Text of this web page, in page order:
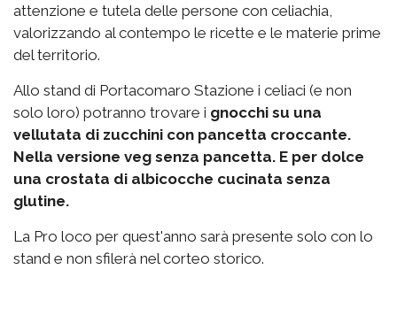
attenzione e tutela delle persone con celiachia,
valorizzando al contempo le ricette e le materie prime
del territorio.
Allo stand di Portacomaro Stazione i celiaci (e non
solo loro) potranno trovare i gnocchi su una
vellutata di zucchini con pancetta croccante.
Nella versione veg senza pancetta. E per dolce
una crostata di albicocche cucinata senza
glutine.
La Pro loco per quest'anno sarà presente solo con lo
stand e non sfilerà nel corteo storico.